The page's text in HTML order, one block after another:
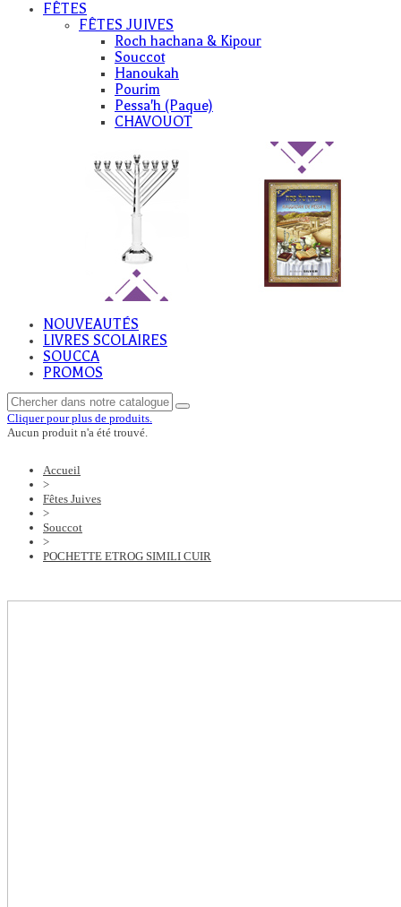
FÊTES
FÊTES JUIVES
Roch hachana & Kipour
Souccot
Hanoukah
Pourim
Pessa'h (Paque)
CHAVOUOT
NOUVEAUTÉS
LIVRES SCOLAIRES
SOUCCA
PROMOS
Cliquer pour plus de produits.
Aucun produit n'a été trouvé.
Accueil
>
Fêtes Juives
>
Souccot
>
POCHETTE ETROG SIMILI CUIR